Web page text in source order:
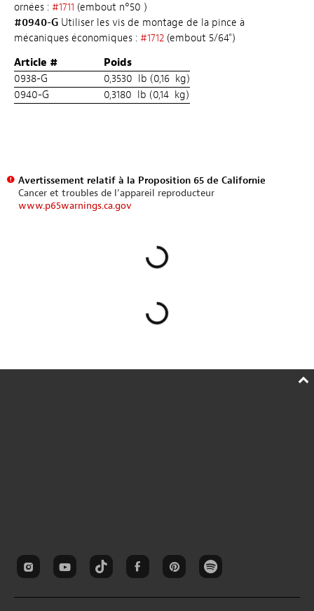
ornées : #1711 (embout n°50 )
#0940-G Utiliser les vis de montage de la pince à
mécaniques économiques : #1712 (embout 5/64")
Article #
Poids
0938-G
0,3530 lb (0,16 kg)
0940-G
0,3180 lb (0,14 kg)
Avertissement relatif à la Proposition 65 de Californie
Cancer et troubles de l’appareil reproducteur
www.p65warnings.ca.gov